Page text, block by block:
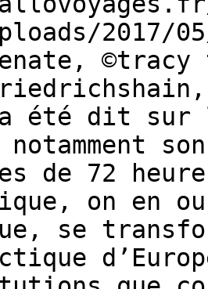
2017/
a été dit sur
de 72
on en
se